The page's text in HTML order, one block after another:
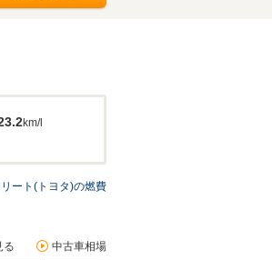
km/l
ート(トヨタ)の燃費
る 中古車相場